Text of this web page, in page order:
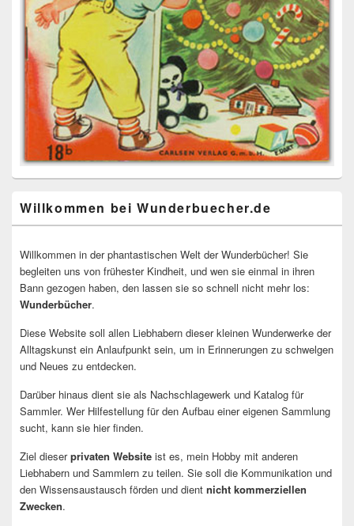
Willkommen bei Wunderbuecher.de
Willkommen in der phantastischen Welt der Wunderbücher! Sie
begleiten uns von frühester Kindheit, und wen sie einmal in ihren
Bann gezogen haben, den lassen sie so schnell nicht mehr los:
Wunderbücher.
Diese Website soll allen Liebhabern dieser kleinen Wunderwerke der
Alltagskunst ein Anlaufpunkt sein, um in Erinnerungen zu schwelgen
und Neues zu entdecken.
Darüber hinaus dient sie als Nachschlagewerk und Katalog für
Sammler. Wer Hilfestellung für den Aufbau einer eigenen Sammlung
sucht, kann sie hier finden.
Ziel dieserprivaten Website ist es, mein Hobby mit anderen
Liebhabern und Sammlern zu teilen. Sie soll die Kommunikation und
den Wissensaustausch förden und dient nicht kommerziellen
Zwecken.